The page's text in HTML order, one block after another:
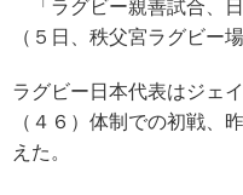
「ラグビー親善試合、日
（５日、秩父宮ラグビー場
ラグビー日本代表はジェ
（４６）体制での初戦、
えた。